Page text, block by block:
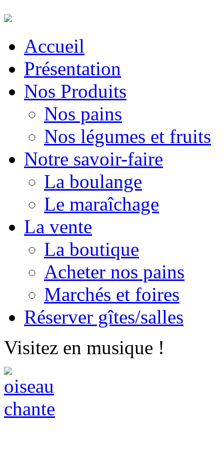
Accueil
Présentation
Nos Produits
Nos pains
Nos légumes et fruits
Notre savoir-faire
La boulange
Le maraîchage
La vente
La boutique
Acheter nos pains
Marchés et foires
Réserver gîtes/salles
Visitez en musique !